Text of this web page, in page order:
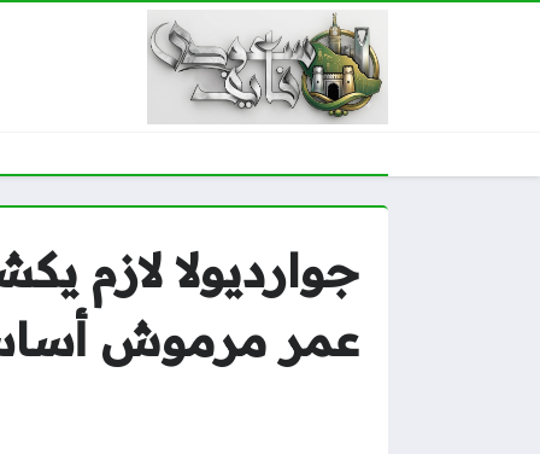
جوارديولا لازم
عمر مرموش